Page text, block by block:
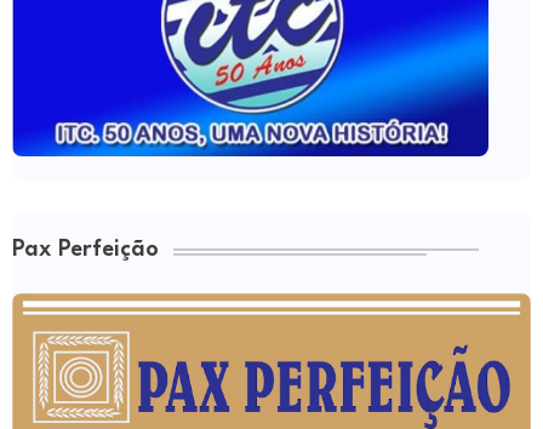
Pax Perfeição